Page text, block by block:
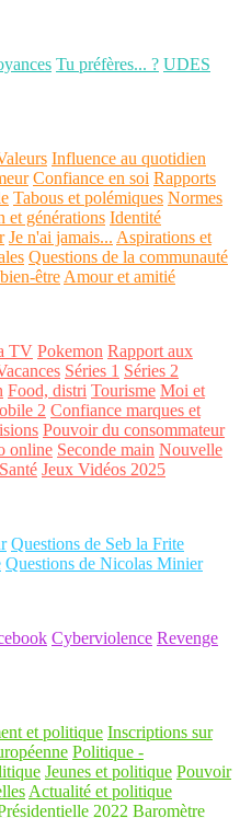
Tu préfères... ? UDES
Influence au quotidien
Confiance en soi Rapports
Tabous et polémiques Normes
et générations Identité
Je n'ai jamais... Aspirations et
Questions de la communauté
être Amour et amitié
TV Pokemon Rapport aux
Séries 1 Séries 2
Food, distri Tourisme Moi et
2 Confiance marques et
Pouvoir du consommateur
online Seconde main Nouvelle
Santé Jeux Vidéos 2025
Questions de Seb la Frite
Questions de Nicolas Minier
Cyberviolence Revenge
et politique Inscriptions sur
Politique -
Jeunes et politique Pouvoir
Actualité et politique
2022 Baromètre